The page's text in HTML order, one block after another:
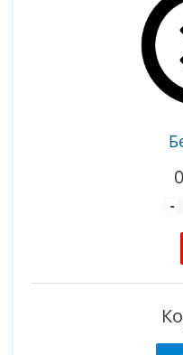
-